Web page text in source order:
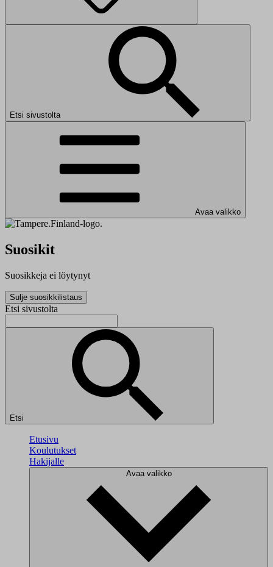
Etsi sivustolta
Avaa valikko
Suosikit
Suosikkeja ei löytynyt
Sulje suosikkilistaus
Etsi sivustolta
Etsi
Etusivu
Koulutukset
Hakijalle
Avaa valikko